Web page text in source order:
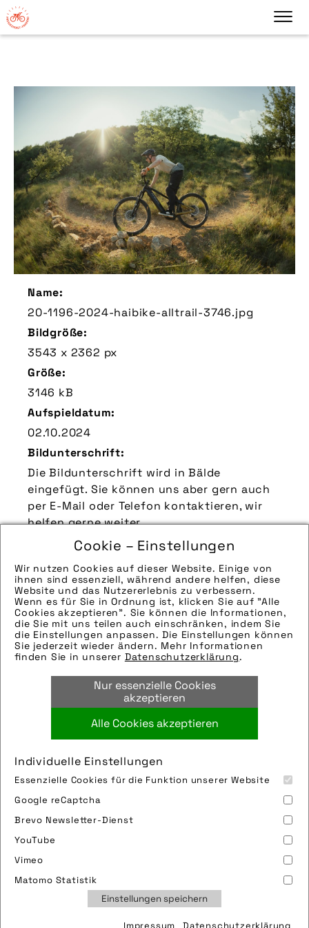
Cookie – Einstellungen
Wir nutzen Cookies auf dieser Website. Einige von
ihnen sind essenziell, während andere helfen, diese
Website und das Nutzererlebnis zu verbessern.
Wenn es für Sie in Ordnung ist, klicken Sie auf "Alle
Cookies akzeptieren". Sie können die Informationen,
die Sie mit uns teilen auch einschränken, indem Sie
die Einstellungen anpassen. Die Einstellungen können
Sie jederzeit wieder ändern. Mehr Informationen
finden Sie in unserer Datenschutzerklärung.
Nur essenzielle Cookies
akzeptieren
Alle Cookies akzeptieren
Individuelle Einstellungen
Essenzielle Cookies für die Funktion unserer Website
Google reCaptcha
Brevo Newsletter-Dienst
YouTube
Vimeo
Matomo Statistik
Einstellungen speichern
Impressum Datenschutzerklärung
Name:
20-1196-2024-haibike-alltrail-3746.jpg
Bildgröße:
3543 x 2362 px
Größe:
3146 kB
Aufspieldatum:
02.10.2024
Bildunterschrift:
Die Bildunterschrift wird in Bälde
eingefügt. Sie können uns aber gern auch
per E-Mail oder Telefon kontaktieren, wir
helfen gerne weiter.
Zu verwendender Bildnachweis:
Quelle/Source: „www.haibike.de | pd-f“
Technik-Info:
Hinweise zur weiteren Recherche:
Modellname: Alltrail
Hersteller: Haibike
Tags:
e-mountainbike,fahrrad,haibike,winora-
staiger gmbh
Bild downloaden
Nutzungsbedingungen
Datenschutz
Cookies